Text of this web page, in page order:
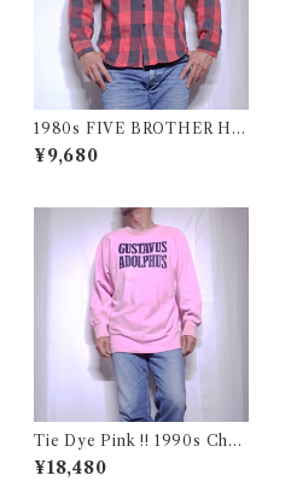
1980s FIVE BROTHER He
avy Flannel Shirt / ブロック
チェック バッファロー ヘビー
¥9,680
Tie Dye Pink !! 1990s Cha
mpion Reverse Weave USA
/ チャンピオン リバースウィ
¥18,480